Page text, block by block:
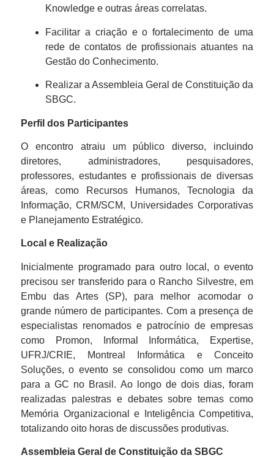
Knowledge e outras áreas correlatas.
Facilitar a criação e o fortalecimento de uma
rede de contatos de profissionais atuantes na
Gestão do Conhecimento.
Realizar a Assembleia Geral de Constituição da
SBGC.
Perfil dos Participantes
O encontro atraiu um público diverso, incluindo
diretores, administradores, pesquisadores,
professores, estudantes e profissionais de diversas
áreas, como Recursos Humanos, Tecnologia da
Informação, CRM/SCM, Universidades Corporativas
e Planejamento Estratégico.
Local e Realização
Inicialmente programado para outro local, o evento
precisou ser transferido para o Rancho Silvestre, em
Embu das Artes (SP), para melhor acomodar o
grande número de participantes. Com a presença de
especialistas renomados e patrocínio de empresas
como Promon, Informal Informática, Expertise,
UFRJ/CRIE, Montreal Informática e Conceito
Soluções, o evento se consolidou como um marco
para a GC no Brasil. Ao longo de dois dias, foram
realizadas palestras e debates sobre temas como
Memória Organizacional e Inteligência Competitiva,
totalizando oito horas de discussões produtivas.
Assembleia Geral de Constituição da SBGC